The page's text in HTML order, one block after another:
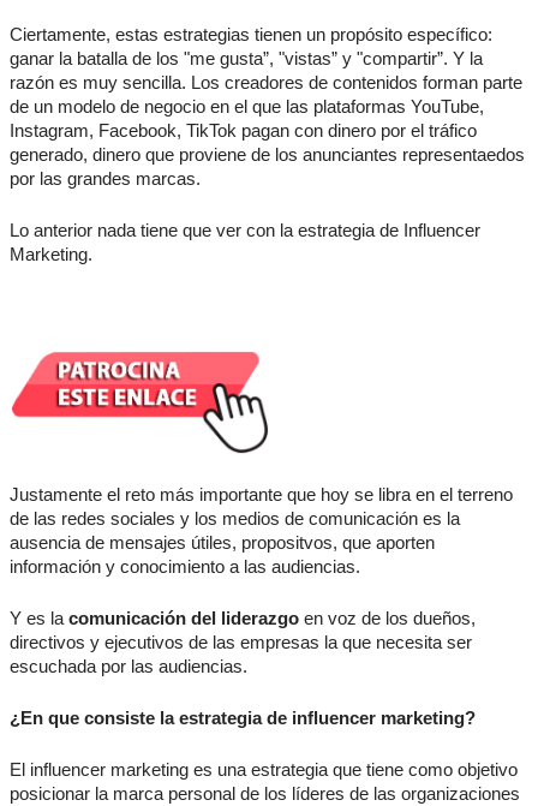
Ciertamente, estas estrategias tienen un propósito específico:
ganar la batalla de los "me gusta”, "vistas” y "compartir”. Y la
razón es muy sencilla. Los creadores de contenidos forman parte
de un modelo de negocio en el que las plataformas YouTube,
Instagram, Facebook, TikTok pagan con dinero por el tráfico
generado, dinero que proviene de los anunciantes representaedos
por las grandes marcas.
Lo anterior nada tiene que ver con la estrategia de Influencer
Marketing.
Justamente el reto más importante que hoy se libra en el terreno
de las redes sociales y los medios de comunicación es la
ausencia de mensajes útiles, propositvos, que aporten
información y conocimiento a las audiencias.
Y es la comunicación del liderazgo en voz de los dueños,
directivos y ejecutivos de las empresas la que necesita ser
escuchada por las audiencias.
¿En que consiste la estrategia de influencer marketing?
El influencer marketing es una estrategia que tiene como objetivo
posicionar la marca personal de los líderes de las organizaciones